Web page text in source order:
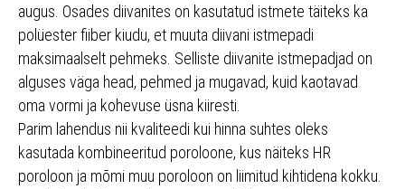
augus. Osades diivanites on kasutatud istmete täiteks ka
polüester fiiber kiudu, et muuta diivani istmepadi
maksimaalselt pehmeks. Selliste diivanite istmepadjad on
alguses väga head, pehmed ja mugavad, kuid kaotavad
oma vormi ja kohevuse üsna kiiresti.
Parim lahendus nii kvaliteedi kui hinna suhtes oleks
kasutada kombineeritud poroloone, kus näiteks HR
poroloon ja mõmi muu poroloon on liimitud kihtidena kokku.